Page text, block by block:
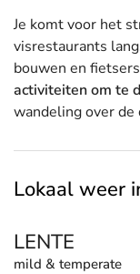
Je komt voor het
visrestaurants
bouwen en
activiteiten om te
wandeling over de
Lokaal weer
LENTE
mild & temperate